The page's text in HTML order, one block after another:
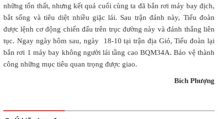
những tổn thất, nhưng kết quả cuối cùng ta đã bắn rơi máy bay địch,
bắt sống và tiêu diệt nhiều giặc lái. Sau trận đánh này, Tiểu đoàn
được lệnh cơ động chiến đấu trên trục đường này và đánh thắng liên
tục. Ngay ngày hôm sau, ngày 18-10 tại trận địa Giỏ, Tiểu đoàn lại
bắn rơi 1 máy bay không người lái tầng cao BQM34A. Bảo vệ thành
công những mục tiêu quan trọng được giao.
Bích Phượng